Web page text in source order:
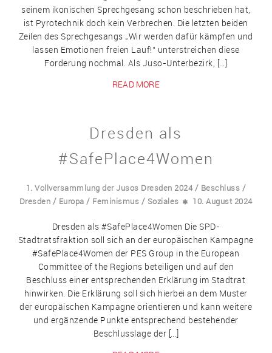
seinem ikonischen Sprechgesang schon beschrieben hat,
ist Pyrotechnik doch kein Verbrechen. Die letzten beiden
Zeilen des Sprechgesangs „Wir werden dafür kämpfen und
lassen Emotionen freien Lauf!“ unterstreichen diese
Forderung nochmal. Als Juso-Unterbezirk, […]
READ MORE
Dresden als
#SafePlace4Women
1. Vollversammlung der Jusos Dresden 2024/ Beschluss /
Dresden / Europa / Feminismus / Soziales 10. August 2024
Dresden als #SafePlace4Women Die SPD-
Stadtratsfraktion soll sich an der europäischen Kampagne
#SafePlace4Women der PES Group in the European
Committee of the Regions beteiligen und auf den
Beschluss einer entsprechenden Erklärung im Stadtrat
hinwirken. Die Erklärung soll sich hierbei an dem Muster
der europäischen Kampagne orientieren und kann weitere
und ergänzende Punkte entsprechend bestehender
Beschlusslage der […]